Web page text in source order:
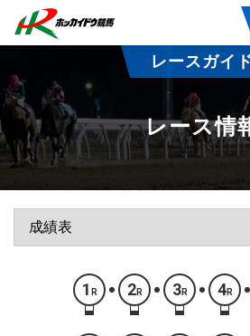
レースガイ
レース情
1 R 2R 3R 4R